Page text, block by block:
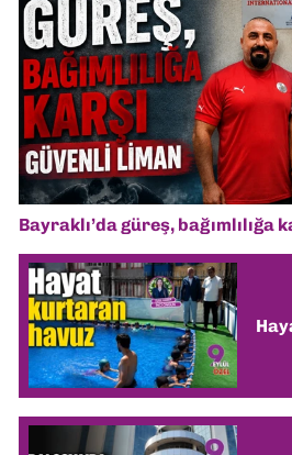
Bayraklı’da güreş, bağımlılığa